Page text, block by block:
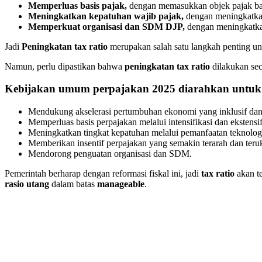
Memperluas basis pajak, dengan memasukkan objek pajak
Meningkatkan kepatuhan wajib pajak, dengan
Memperkuat organisasi dan SDM DJP, dengan
Jadi Peningkatan tax ratio merupakan salah satu langkah penting
Namun, perlu dipastikan bahwa peningkatan tax ratio dilakukan
Kebijakan umum perpajakan 2025 diarahkan
Mendukung akselerasi pertumbuhan ekonomi yang inklusif
Memperluas basis perpajakan melalui intensifikasi dan
Meningkatkan tingkat kepatuhan melalui pemanfaatan
Memberikan insentif perpajakan yang semakin terarah dan
Mendorong penguatan organisasi dan SDM.
Pemerintah berharap dengan reformasi fiskal ini, jadi tax ratio akan
rasio utang dalam batas manageable.